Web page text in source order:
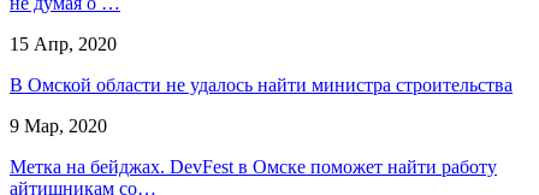
15 Апр, 2020
В Омской области не удалось найти министра строительства
9 Мар, 2020
Метка на бейджах. DevFest в Омске поможет найти работу
айтишникам со…